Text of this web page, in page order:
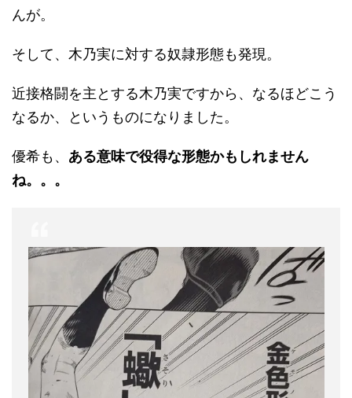
んが。
そして、木乃実に対する奴隷形態も発現。
近接格闘を主とする木乃実ですから、なるほどこう
なるか、というものになりました。
優希も、 ある意味で役得な形態かもしれません
ね。。。